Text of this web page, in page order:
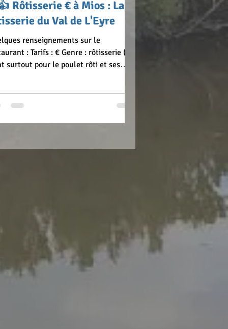
Rôtisserie € à Mios : La
du Val de L'Eyre
renseignements sur le
: Tarifs : € Genre : rôtisserie (on
surtout pour le poulet rôti et ses